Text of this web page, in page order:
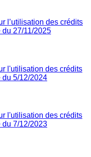
l’utilisation des crédits
27/11/2025
l'utilisation des crédits
du 5/12/2024
l'utilisation des crédits
du 7/12/2023